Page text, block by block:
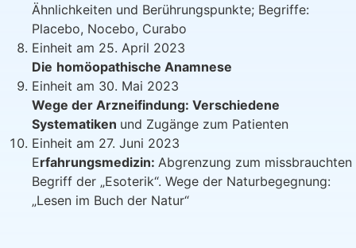
Ähnlichkeiten und Berührungspunkte; Begriffe:
Placebo, Nocebo, Curabo
Einheit am 25. April 2023
Die homöopathische Anamnese
Einheit am 30. Mai 2023
Wege der Arzneifindung: Verschiedene
Systematiken und Zugänge zum Patienten
Einheit am 27. Juni 2023
Erfahrungsmedizin: Abgrenzung zum missbrauchten
Begriff der „Esoterik“. Wege der Naturbegegnung:
„Lesen im Buch der Natur“